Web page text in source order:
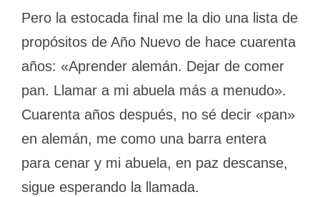
Pero la estocada final me la dio una lista de
propósitos de Año Nuevo de hace cuarenta
años: «Aprender alemán. Dejar de comer
pan. Llamar a mi abuela más a menudo».
Cuarenta años después, no sé decir «pan»
en alemán, me como una barra entera
para cenar y mi abuela, en paz descanse,
sigue esperando la llamada.